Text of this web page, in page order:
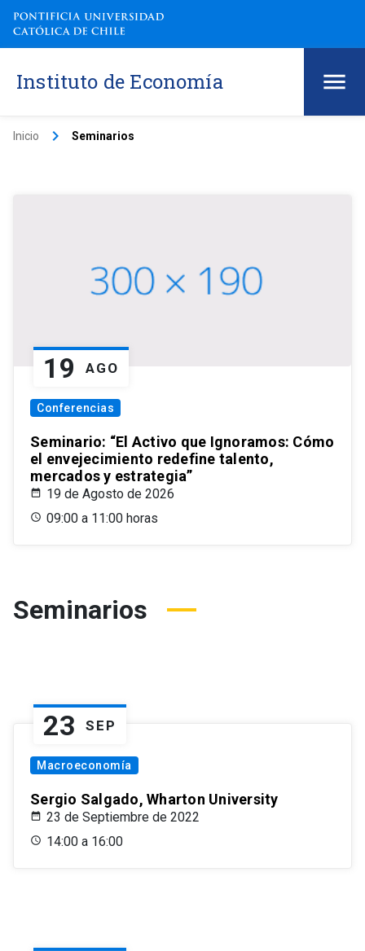
Instituto de Economía
Inicio keyboard_arrow_right Seminarios
19 AGO
Conferencias
Seminario: “El Activo que Ignoramos: Cómo
el envejecimiento redefine talento,
mercados y estrategia”
19 de Agosto de 2026
09:00 a 11:00 horas
Seminarios
23 SEP
Macroeconomía
Sergio Salgado, Wharton University
23 de Septiembre de 2022
14:00 a 16:00